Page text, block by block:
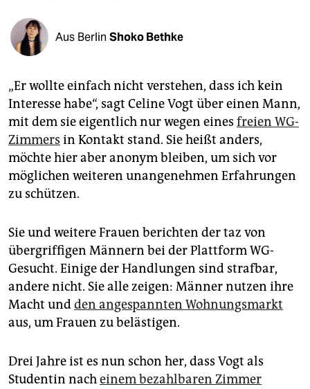
shop
fragen & hilfe
abo
genossenschaft
epaper login
Aus Berlin Shoko Bethke
„Er wollte einfach nicht verstehen, dass ich kein
Interesse habe“, sagt Celine Vogt über einen Mann,
mit dem sie eigentlich nur wegen eines freien WG-
Zimmers in Kontakt stand. Sie heißt anders,
möchte hier aber anonym bleiben, um sich vor
möglichen weiteren unangenehmen Erfahrungen
zu schützen.
Sie und weitere Frauen berichten der taz von
übergriffigen Männern bei der Plattform WG-
Gesucht. Einige der Handlungen sind strafbar,
andere nicht. Sie alle zeigen: Männer nutzen ihre
Macht undden angespannten Wohnungsmarkt
aus, um Frauen zu belästigen.
Drei Jahre ist es nun schon her, dass Vogt als
Studentin nacheinem bezahlbaren Zimmer